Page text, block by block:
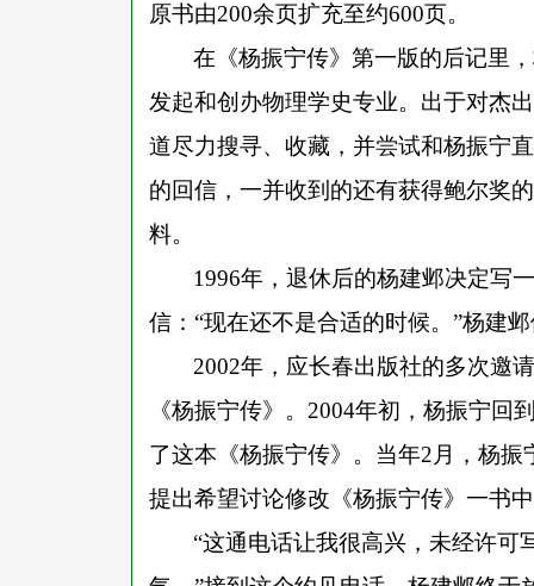
原书由200余页扩充至约600页。
在《杨振宁传》第一版的后记里
发起和创办物理学史专业。出于对杰
道尽力搜寻、收藏，并尝试和杨振宁
的回信，一并收到的还有获得鲍尔奖
料。
1996年，退休后的杨建邺决定写
信：“现在还不是合适的时候。”杨建
2002年，应长春出版社的多次邀
《杨振宁传》。2004年初，杨振宁回
了这本《杨振宁传》。当年2月，杨
提出希望讨论修改《杨振宁传》一书
“这通电话让我很高兴，未经许